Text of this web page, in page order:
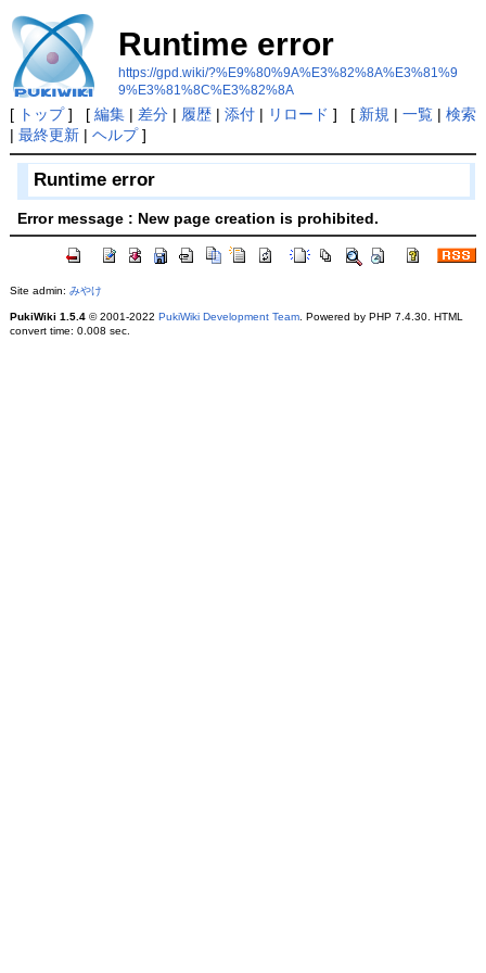
Runtime error
https://gpd.wiki/?%E9%80%9A%E3%82%8A%E3%81%9
9%E3%81%8C%E3%82%8A
[ トップ] [ 編集| 差分| 履歴| 添付| リロード ] [ 新規 | 一覧| 検索
| 最終更新| ヘルプ]
Runtime error
Error message : New page creation is prohibited.
Site admin: みやけ
PukiWiki 1.5.4© 2001-2022 PukiWiki Development Team. Powered by PHP 7.4.30. HTML
convert time: 0.008 sec.